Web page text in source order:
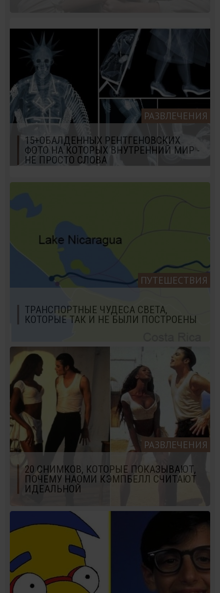
РАЗВЛЕЧЕНИЯ
15+ОБАЛДЕННЫХ РЕНТГЕНОВСКИХ
ФОТО НА КОТОРЫХ ВНУТРЕННИЙ МИР -
НЕ ПРОСТО СЛОВА
ПУТЕШЕСТВИЯ
ТРАНСПОРТНЫЕ ЧУДЕСА СВЕТА,
КОТОРЫЕ ТАК И НЕ БЫЛИ ПОСТРОЕНЫ
РАЗВЛЕЧЕНИЯ
20 СНИМКОВ, КОТОРЫЕ ПОКАЗЫВАЮТ,
ПОЧЕМУ НАОМИ КЭМПБЕЛЛ СЧИТАЮТ
ИДЕАЛЬНОЙ